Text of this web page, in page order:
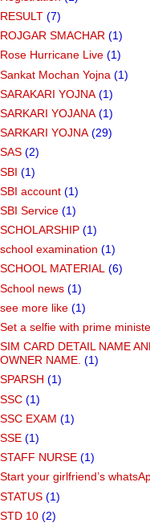
RESULT (7)
ROJGAR SMACHAR (1)
Rose Hurricane Live (1)
Sankat Mochan Yojna (1)
SARAKARI YOJNA (1)
SARKARI YOJANA (1)
SARKARI YOJNA (29)
SAS (2)
SBI (1)
SBI account (1)
SBI Service (1)
SCHOLARSHIP (1)
school examination (1)
SCHOOL MATERIAL (6)
School news (1)
see more like (1)
Set a selfie with prime
SIM CARD DETAIL NAME
OWNER NAME. (1)
SPARSH (1)
SSC (1)
SSC EXAM (1)
SSE (1)
STAFF NURSE (1)
Start your girlfriend’s
STATUS (1)
STD 10 (2)